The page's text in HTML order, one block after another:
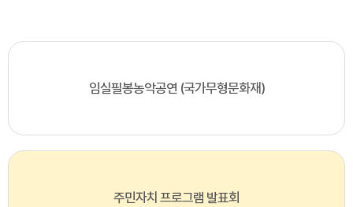
임실필봉농악공연 (국가무형문화재)
주민자치 프로그램 발표회